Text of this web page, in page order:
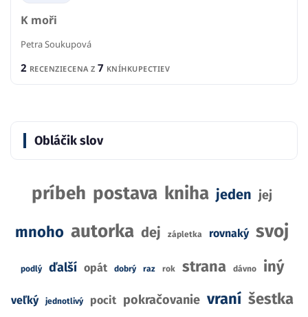
K moři
Petra Soukupová
2 RECENZIECENA Z 7 KNÍHKUPECTIEV
Obláčik slov
príbeh postava kniha jeden jej
mnoho autorka dej zápletka rovnaký svoj
podlý ďalší opát dobrý raz rok strana dávno iný
veľký jednotlivý pocit pokračovanie vraní šestka